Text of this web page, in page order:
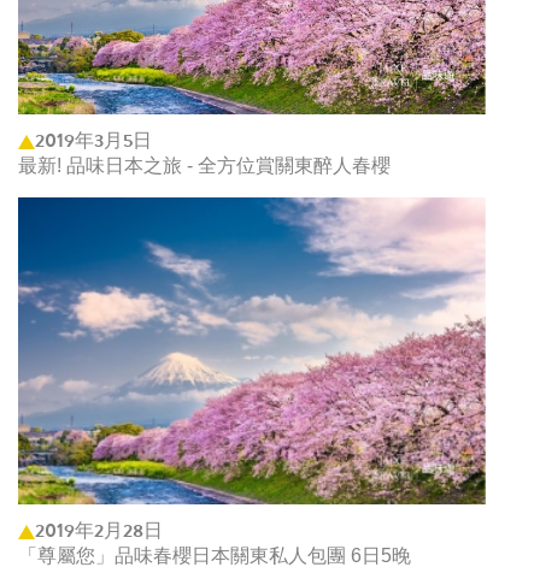
2019年3月5日
最新! 品味日本之旅 - 全方位賞關東醉人春櫻
2019年2月28日
「尊屬您」品味春櫻日本關東私人包團 6日5晚